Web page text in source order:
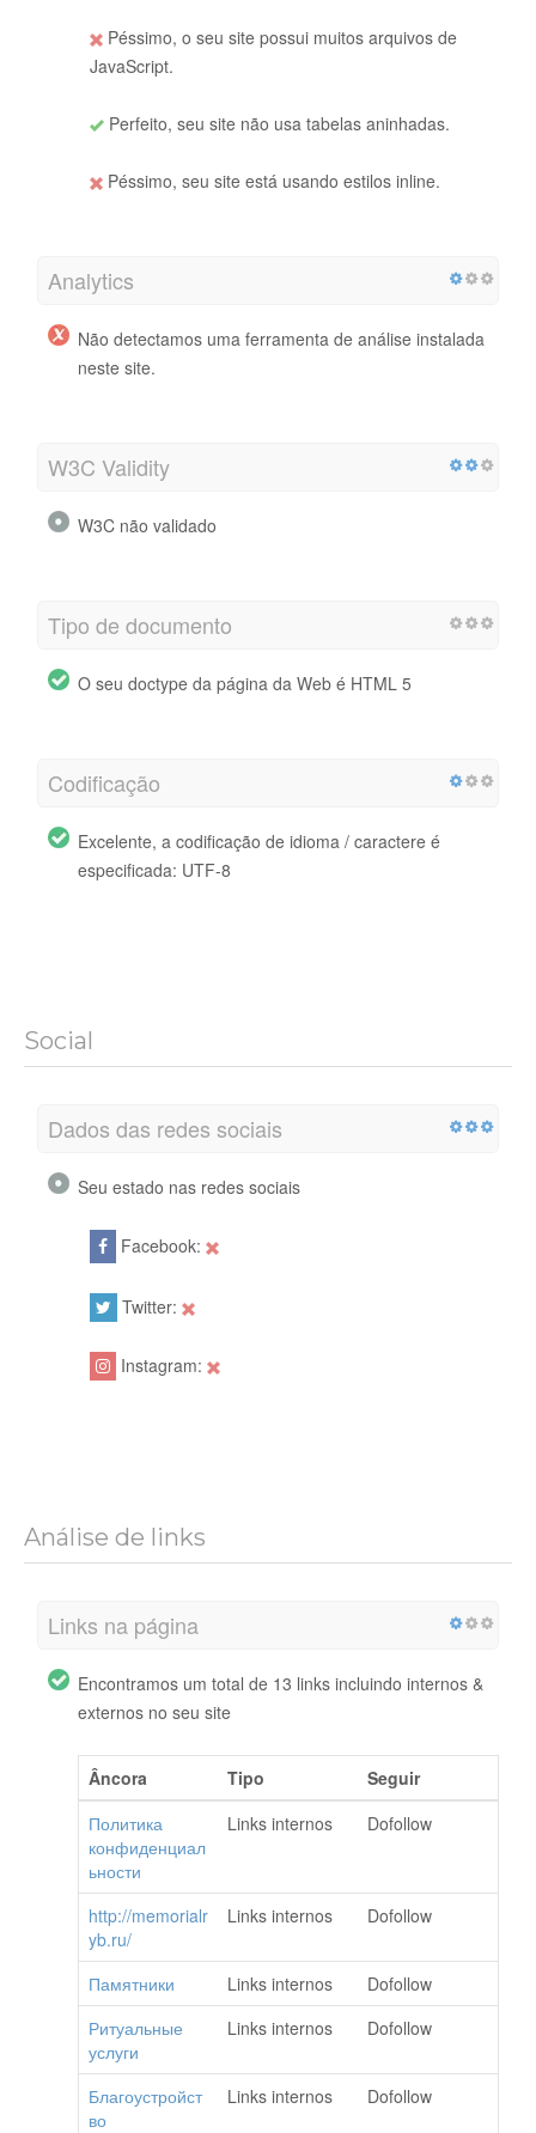
Péssimo, o seu site possui muitos arquivos de
JavaScript.
Perfeito, seu site não usa tabelas aninhadas.
Péssimo, seu site está usando estilos inline.
Analytics
Não detectamos uma ferramenta de análise instalada
neste site.
W3C Validity
W3C não validado
Tipo de documento
O seu doctype da página da Web é HTML 5
Codificação
Excelente, a codificação de idioma / caractere é
especificada: UTF-8
Social
Dados das redes sociais
Seu estado nas redes sociais
Facebook:
Twitter:
Instagram:
Análise de links
Links na página
Encontramos um total de 13 links incluindo internos &
externos no seu site
Âncora Tipo
Seguir
Политика
конфиденциал
ьности
Links internos Dofollow
http://memorialr
yb.ru/
Links internos Dofollow
Памятники Links internos
Dofollow
Ритуальные
услуги
Links internos Dofollow
Благоустройст
во
Links internos Dofollow